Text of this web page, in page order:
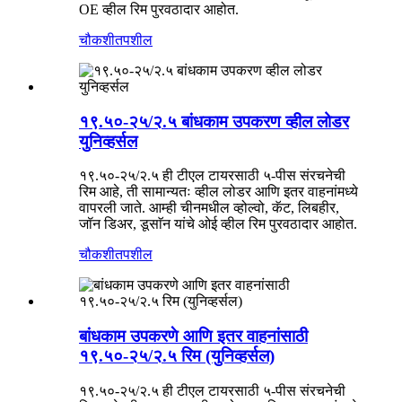
OE व्हील रिम पुरवठादार आहोत.
चौकशीतपशील
१९.५०-२५/२.५ बांधकाम उपकरण व्हील लोडर
युनिव्हर्सल
१९.५०-२५/२.५ ही टीएल टायरसाठी ५-पीस संरचनेची
रिम आहे, ती सामान्यतः व्हील लोडर आणि इतर वाहनांमध्ये
वापरली जाते. आम्ही चीनमधील व्होल्वो, कॅट, लिबहीर,
जॉन डिअर, डूसाॅन यांचे ओई व्हील रिम पुरवठादार आहोत.
चौकशीतपशील
बांधकाम उपकरणे आणि इतर वाहनांसाठी
१९.५०-२५/२.५ रिम (युनिव्हर्सल)
१९.५०-२५/२.५ ही टीएल टायरसाठी ५-पीस संरचनेची